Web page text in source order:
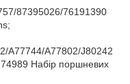
87395026/76191390
A77744/A77802/J80242
Набір поршневих